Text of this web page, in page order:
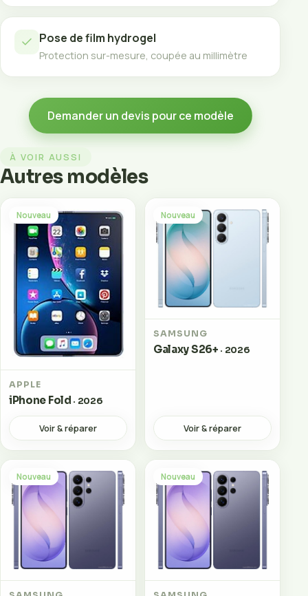
Pose de film hydrogel
Protection sur-mesure, coupée au millimètre
Demander un devis pour ce modèle
À VOIR AUSSI
Autres modèles
Nouveau
APPLE
iPhone Fold · 2026
Voir & réparer
Nouveau
SAMSUNG
Galaxy S26+ · 2026
Voir & réparer
Nouveau Nouveau